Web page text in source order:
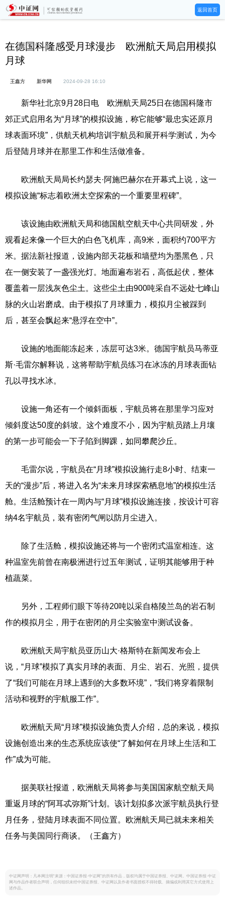
返回首页
在德国科隆感受月球漫步 欧洲航天局启用模拟
月球
王鑫方 新华网 2024-09-28 16:10
新华社北京9月28日电 欧洲航天局25日在德国科隆市
郊正式启用名为“月球”的模拟设施，称它能够“最忠实还原月
球表面环境”，供航天机构培训宇航员和展开科学测试，为今
后登陆月球并在那里工作和生活做准备。
欧洲航天局局长约瑟夫·阿施巴赫尔在开幕式上说，这一
模拟设施“标志着欧洲太空探索的一个重要里程碑”。
该设施由欧洲航天局和德国航空航天中心共同研发，外
观看起来像一个巨大的白色飞机库，高9米，面积约700平方
米。据法新社报道，设施内部天花板和墙壁均为墨黑色，只
在一侧安装了一盏强光灯。地面遍布岩石，高低起伏，整体
覆盖着一层浅灰色尘土。这些尘土由900吨采自不远处七峰山
脉的火山岩磨成。由于模拟了月球重力，模拟月尘被踩到
后，甚至会飘起来“悬浮在空中”。
设施的地面能冻起来，冻层可达3米。德国宇航员马蒂亚
斯·毛雷尔解释说，这将帮助宇航员练习在冰冻的月球表面钻
孔以寻找水冰。
设施一角还有一个倾斜面板，宇航员将在那里学习应对
倾斜度达50度的斜坡。这个难度不小，因为宇航员踏上月壤
的第一步可能会一下子陷到脚踝，如同攀爬沙丘。
毛雷尔说，宇航员在“月球”模拟设施行走8小时、结束一
天的“漫步”后，将进入名为“未来月球探索栖息地”的模拟生活
舱。生活舱预计在一周内与“月球”模拟设施连接，按设计可容
纳4名宇航员，装有密闭气闸以防月尘进入。
除了生活舱，模拟设施还将与一个密闭式温室相连。这
种温室先前曾在南极洲进行过五年测试，证明其能够用于种
植蔬菜。
另外，工程师们眼下等待20吨以采自格陵兰岛的岩石制
作的模拟月尘，用于在密闭的月尘实验室中测试设备。
欧洲航天局宇航员亚历山大·格斯特在新闻发布会上
说，“月球”模拟了真实月球的表面、月尘、岩石、光照，提供
了“我们可能在月球上遇到的大多数环境”，“我们将穿着限制
活动和视野的宇航服工作”。
欧洲航天局“月球”模拟设施负责人介绍，总的来说，模拟
设施创造出来的生态系统应该使“了解如何在月球上生活和工
作”成为可能。
据美联社报道，欧洲航天局将参与美国国家航空航天局
重返月球的“阿耳忒弥斯”计划。该计划拟多次派宇航员执行登
月任务，登陆月球表面不同位置。欧洲航天局已就未来相关
任务与美国同行商谈。（王鑫方）
中证网声明：凡本网注明“来源：中国证券报·中证网”的所有作品，版权均属于中国证券报、中证网。中国证券报·中证
网与作品作者联合声明，任何组织未经中国证券报、中证网以及作者书面授权不得转载、摘编或利用其它方式使用上
述作品。